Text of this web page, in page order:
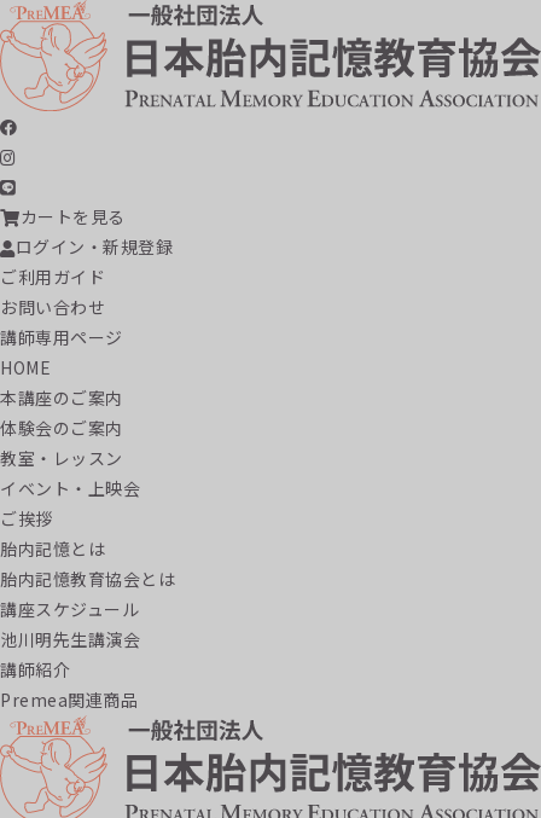
カートを見る
ログイン・新規登録
ご利用ガイド
お問い合わせ
講師専用ページ
HOME
本講座のご案内
体験会のご案内
教室・レッスン
イベント・上映会
ご挨拶
胎内記憶とは
胎内記憶教育協会とは
講座スケジュール
池川明先生講演会
講師紹介
Premea関連商品